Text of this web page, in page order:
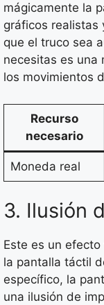
mágicamente la
gráficos realistas
que el truco sea
necesitas es una
los movimientos
Recurso
necesario
Moneda real
3. Ilusión
Este es un
la pantalla táctil
específico, la
una ilusión de